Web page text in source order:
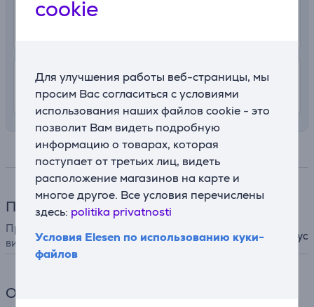
cookie
Для улучшения работы веб-страницы, мы
просим Вас согласиться с условиями
использования наших файлов cookie - это
позволит Вам видеть подробную
информацию о товарах, которая
поступает от третьих лиц, видеть
расположение магазинов на карте и
многое другое. Все условия перечислены
здесь: politika privatnosti
Условия Elesen по использованию куки-
файлов
В почтовый автомат
Доставка в квартиру
10. - 12. августа
4.99 €
Спецификация
Принадлежности
Принадлежности для фото и
видео
водонепроницаемый корпус
Общий параметр